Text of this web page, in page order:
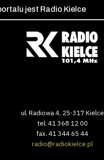
jest Radio Kielce
ul. Radiowa 4, 25-317 Kielce
tel. 41 368 12 00
fax. 41 344 65 44
radio@radiokielce.pl